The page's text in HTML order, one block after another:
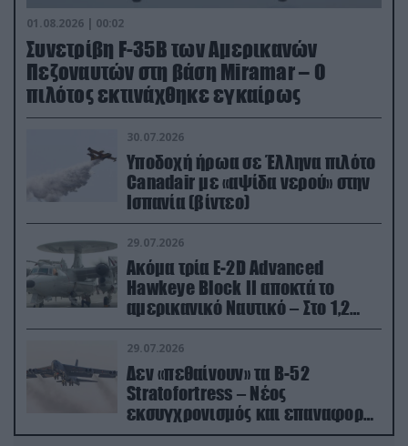
01.08.2026 | 00:02
Συνετρίβη F-35B των Αμερικανών
Πεζοναυτών στη βάση Miramar – Ο
πιλότος εκτινάχθηκε εγκαίρως
30.07.2026
Υποδοχή ήρωα σε Έλληνα πιλότο
Canadair με «αψίδα νερού» στην
Ισπανία (βίντεο)
29.07.2026
Ακόμα τρία E-2D Advanced
Hawkeye Block II αποκτά το
αμερικανικό Ναυτικό – Στο 1,2
δισ.δολάρια το κόστος
29.07.2026
Δεν «πεθαίνουν» τα Β-52
Stratofortress – Νέος
εκσυγχρονισμός και επαναφορά
από τα «νεκροταφεία»